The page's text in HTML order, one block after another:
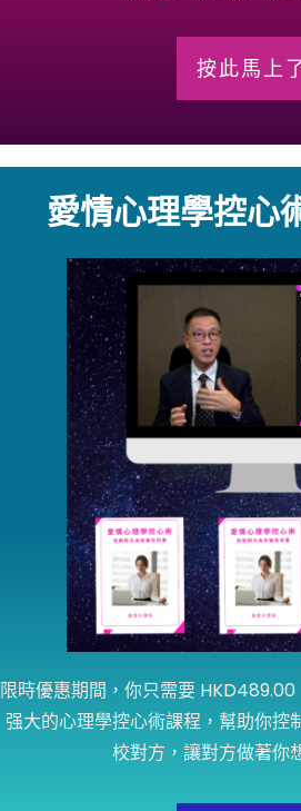
按此馬上
愛情心理學控心
限時優惠期間，你只需要
强大的心理學控心術課程，幫助你控
校對方，讓對方做著你